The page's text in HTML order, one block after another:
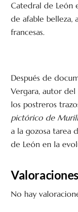
Catedral de León
de afable belleza,
francesas.
Después de
Vergara, autor del
los postreros
pictórico de
a la gozosa tarea
de León en la
Valoraciones
No hay